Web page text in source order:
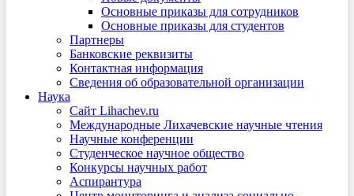
Основные приказы для сотрудников
Основные приказы для студентов
Партнеры
Банковские реквизиты
Контактная информация
Сведения об образовательной организации
Наука
Сайт Lihachev.ru
Международные Лихачевские научные чтения
Научные конференции
Студенческое научное общество
Конкурсы научных работ
Аспирантура